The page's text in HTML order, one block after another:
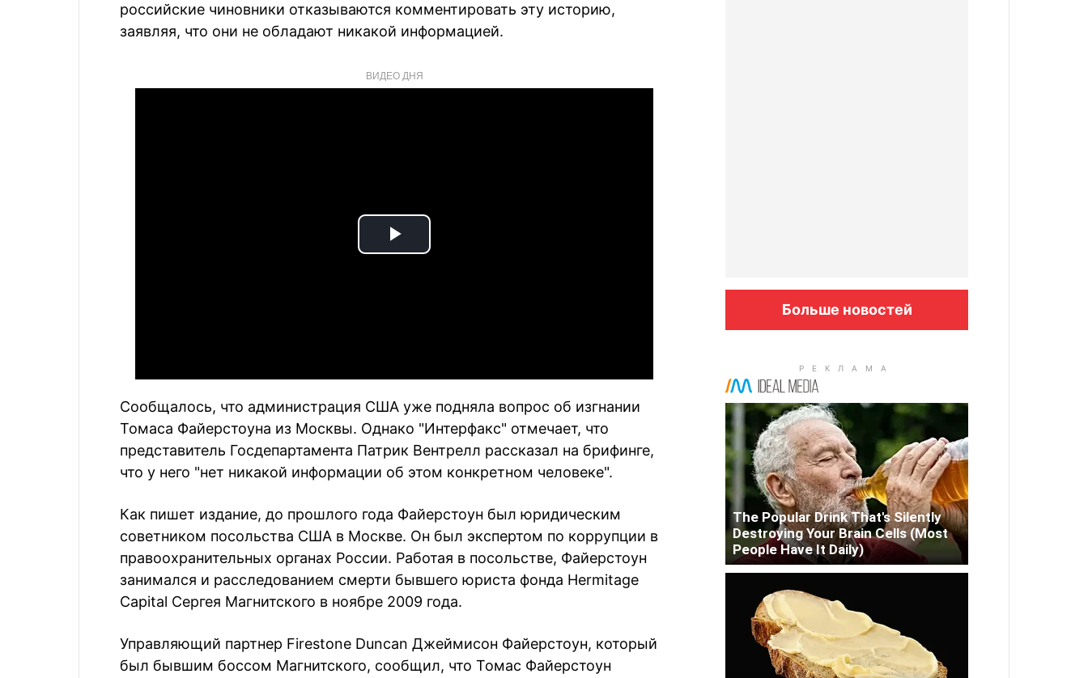
российские чиновники отказываются комментировать эту историю,
заявляя, что они не обладают никакой информацией.
ВИДЕО ДНЯ
Play
Сообщалось, что администрация США уже подняла вопрос об изгнании
Томаса Файерстоуна из Москвы. Однако "Интерфакс" отмечает, что
представитель Госдепартамента Патрик Вентрелл рассказал на брифинге,
что у него "нет никакой информации об этом конкретном человеке".
Как пишет издание, до прошлого года Файерстоун был юридическим
советником посольства США в Москве. Он был экспертом по коррупции в
правоохранительных органах России. Работая в посольстве, Файерстоун
занимался и расследованием смерти бывшего юриста фонда Hermitage
Capital Сергея Магнитского в ноябре 2009 года.
Управляющий партнер Firestone Duncan Джеймисон Файерстоун, который
был бывшим боссом Магнитского, сообщил, что Томас Файерстоун
Больше новостей